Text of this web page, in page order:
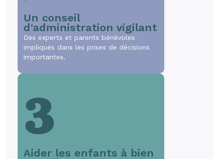
Un conseil
d'administration vigilant
Des experts et parents bénévoles
impliqués dans les prises de décisions
importantes.
3
Aider les enfants à bien